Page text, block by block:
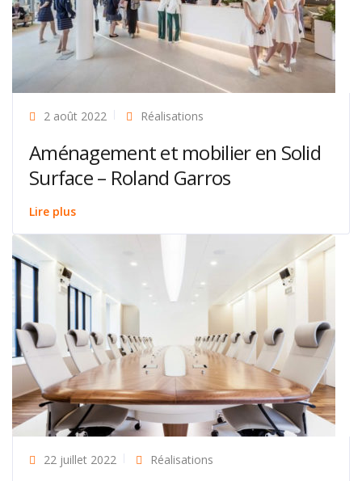
2 août 2022 Réalisations
Aménagement et mobilier en Solid
Surface – Roland Garros
Lire plus
22 juillet 2022 Réalisations